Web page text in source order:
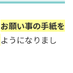
お願い事の手紙を
ようになりまし